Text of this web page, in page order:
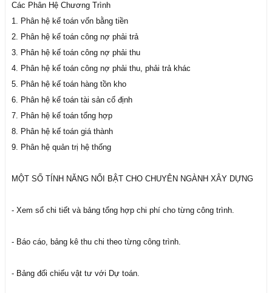
Các Phân Hệ Chương Trình
1. Phân hệ kế toán vốn bằng tiền
2. Phân hệ kế toán công nợ phải trả
3. Phân hệ kế toán công nợ phải thu
4. Phân hệ kế toán công nợ phải thu, phải trả khác
5. Phân hệ kế toán hàng tồn kho
6. Phân hệ kế toán tài sản cố định
7. Phân hệ kế toán tổng hợp
8. Phân hệ kế toán giá thành
9. Phân hệ quản trị hệ thống
MỘT SỐ TÍNH NĂNG NỔI BẬT CHO CHUYÊN NGÀNH XÂY DỰNG
- Xem sổ chi tiết và bảng tổng hợp chi phí cho từng công trình.
- Báo cáo, bảng kê thu chi theo từng công trình.
- Bảng đối chiếu vật tư với Dự toán.